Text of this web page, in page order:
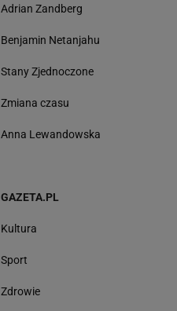
Adrian Zandberg
Benjamin Netanjahu
Stany Zjednoczone
Zmiana czasu
Anna Lewandowska
GAZETA.PL
Kultura
Sport
Zdrowie